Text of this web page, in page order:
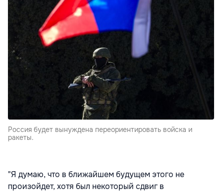
Россия будет вынуждена переориентировать войска и
ракеты.
"Я думаю, что в ближайшем будущем этого не
произойдет, хотя был некоторый сдвиг в